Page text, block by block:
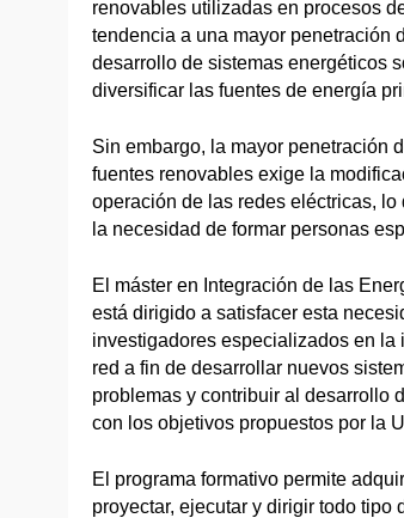
renovables utilizadas en procesos
tendencia a una mayor penetración
desarrollo de sistemas energéticos
diversificar las fuentes de energía
Sin embargo, la mayor penetración
fuentes renovables exige la
operación de las redes eléctricas,
la necesidad de formar personas
El máster en Integración de las
está dirigido a satisfacer esta
investigadores especializados en la
red a fin de desarrollar nuevos
problemas y contribuir al desarrollo
con los objetivos propuestos por la
El programa formativo permite
proyectar, ejecutar y dirigir todo